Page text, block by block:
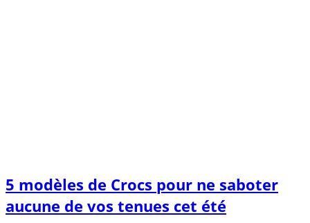
5 modèles de Crocs pour ne saboter
aucune de vos tenues cet été